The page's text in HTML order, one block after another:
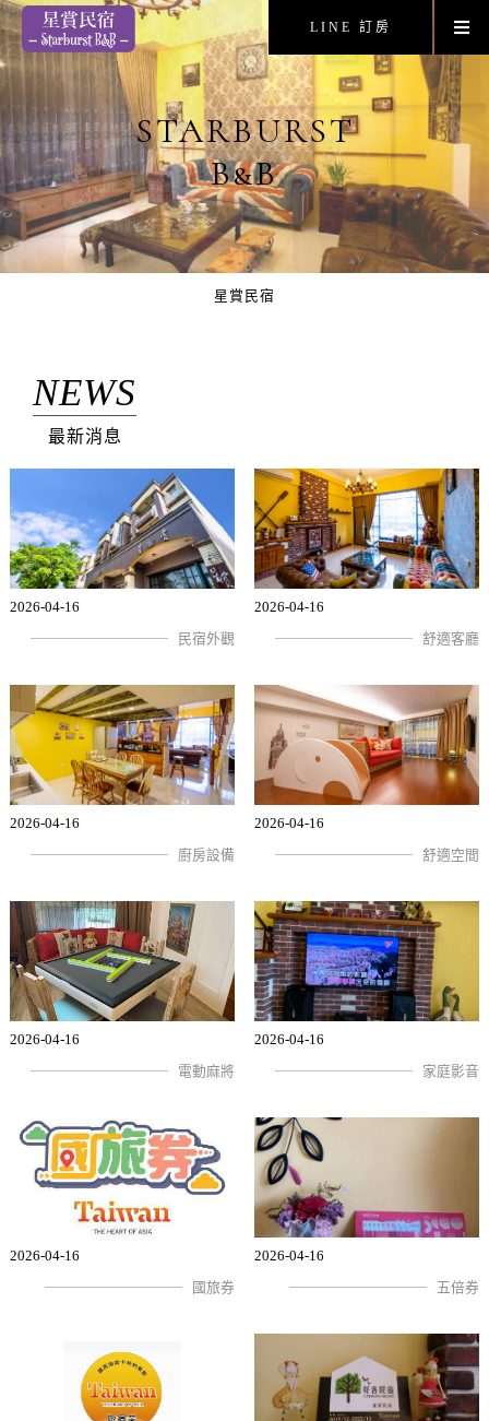
LINE 訂房
星賞民宿
STARBURST
B&B
NEWS
最新消息
2026-04-16
民宿外觀
2026-04-16
舒適客廳
2026-04-16
廚房設備
2026-04-16
舒適空間
2026-04-16
電動麻將
2026-04-16
家庭影音
2026-04-16
國旅券
2026-04-16
五倍券